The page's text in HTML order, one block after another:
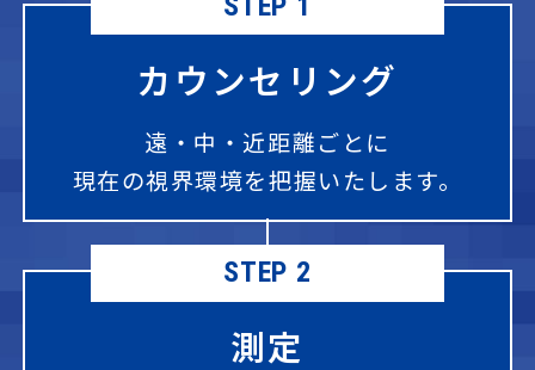
カウンセリング
遠・中・近距離ごとに
現在の視界環境を把握いたします。
STEP 2
測定